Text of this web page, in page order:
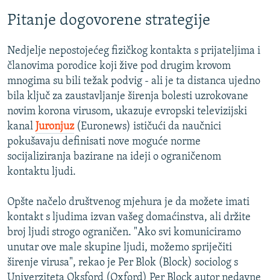
Pitanje dogovorene strategije
Nedjelje nepostojećeg fizičkog kontakta s prijateljima i
članovima porodice koji žive pod drugim krovom
mnogima su bili težak podvig - ali je ta distanca ujedno
bila ključ za zaustavljanje širenja bolesti uzrokovane
novim korona virusom, ukazuje evropski televizijski
kanal Juronjuz(Euronews) ističući da naučnici
pokušavaju definisati nove moguće norme
socijaliziranja bazirane na ideji o ograničenom
kontaktu ljudi.
Opšte načelo društvenog mjehura je da možete imati
kontakt s ljudima izvan vašeg domaćinstva, ali držite
broj ljudi strogo ograničen. "Ako svi komuniciramo
unutar ove male skupine ljudi, možemo spriječiti
širenje virusa", rekao je Per Blok (Block) sociolog s